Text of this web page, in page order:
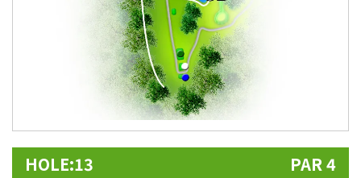
HOLE:13 PAR 4